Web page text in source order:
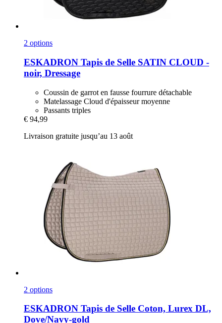
2 options
ESKADRON Tapis de Selle SATIN CLOUD -​
noir, Dressage
Coussin de garrot en fausse fourrure détachable
Matelassage Cloud d'épaisseur moyenne
Passants triples
€ 94,99
Livraison gratuite jusqu’au 13 août
2 options
ESKADRON Tapis de Selle Coton, Lurex DL,
Dove/Navy-​gold